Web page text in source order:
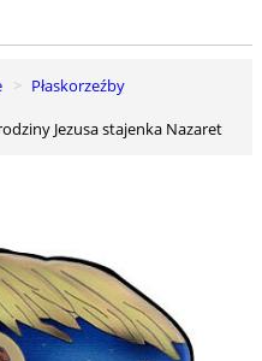
Płaskorzeźby
Jezusa stajenka Nazaret